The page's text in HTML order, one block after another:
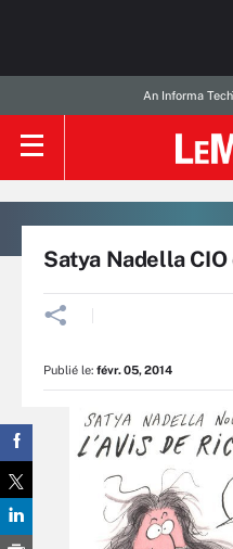
An Informa
Satya Nadella
Publié le: févr. 05, 2014